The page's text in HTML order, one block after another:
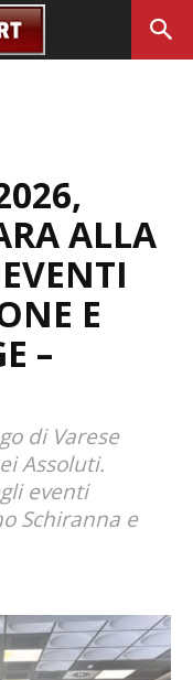
ALLA
E
–
di Varese
Assoluti.
eventi
Schiranna e